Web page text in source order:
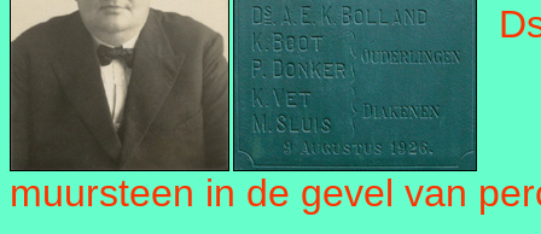
muursteen in de gevel van